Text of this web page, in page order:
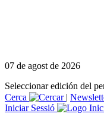
07 de agost de 2026
Seleccionar edición del
Cerca
|
Iniciar Sessió